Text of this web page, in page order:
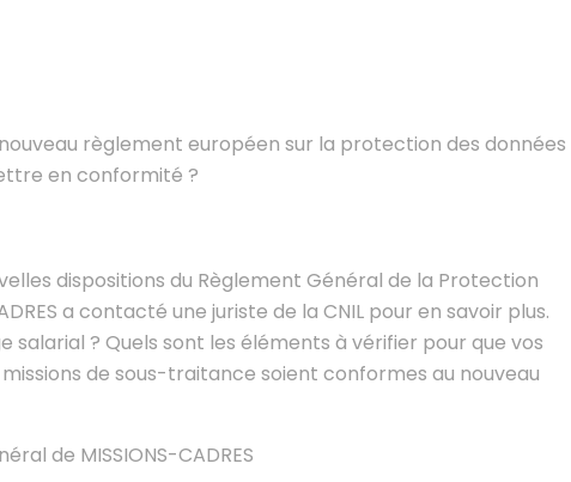
règlement européen sur la protection des données
en conformité ?
dispositions du Règlement Général de la Protection
a contacté une juriste de la CNIL pour en savoir plus.
salarial ? Quels sont les éléments à vérifier pour que vos
de sous-traitance soient conformes au nouveau
de MISSIONS-CADRES